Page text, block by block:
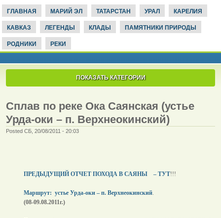
ГЛАВНАЯ МАРИЙ ЭЛ ТАТАРСТАН УРАЛ КАРЕЛИЯ
КАВКАЗ ЛЕГЕНДЫ КЛАДЫ ПАМЯТНИКИ ПРИРОДЫ
РОДНИКИ РЕКИ
ПОКАЗАТЬ КАТЕГОРИИ
Сплав по реке Ока Саянская (устье
Урда-оки – п. Верхнеокинский)
Posted СБ, 20/08/2011 - 20:03
ПРЕДЫДУЩИЙ ОТЧЕТ ПОХОДА В САЯНЫ – ТУТ!!!
Маршрут: устье Урда-оки – п. Верхнеокинский.
(08-09.08.2011г.)